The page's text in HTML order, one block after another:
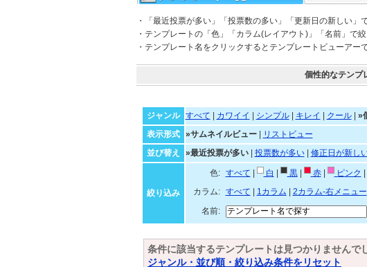
・「最近投票が多い」「投票数の多い」「更新日の新しい」
・テンプレートの「色」「カラム(レイアウト)」「名前」で
・テンプレート名をクリックするとテンプレートビューアー
個性的なテンプ
ジャンル
すべて カワイイ シンプル| キレイ クール| »
表示形式
»サムネイルビュー|
リストビュー
並び替え
»最近投票が多い| 投票数が多い| 修正日が新し
絞り込み
色: すべて 白 黒| 赤| ピンク
カラム:
すべて 1カラム 2カラム-右メニュー
名前:
条件に該当するテンプレートは見つかりませんで
ジャンル・並び順・絞り込み条件をリセット